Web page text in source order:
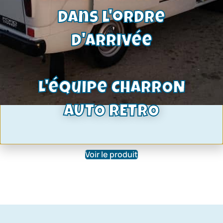
Plaquettes de freins | Ford Capri,
Escort, Taunus, Granada | Ref:
LMBB1095987
Voir le produit
dans l'ordre
d'arrivée
L'équipe CHARRON
AUTO RETRO